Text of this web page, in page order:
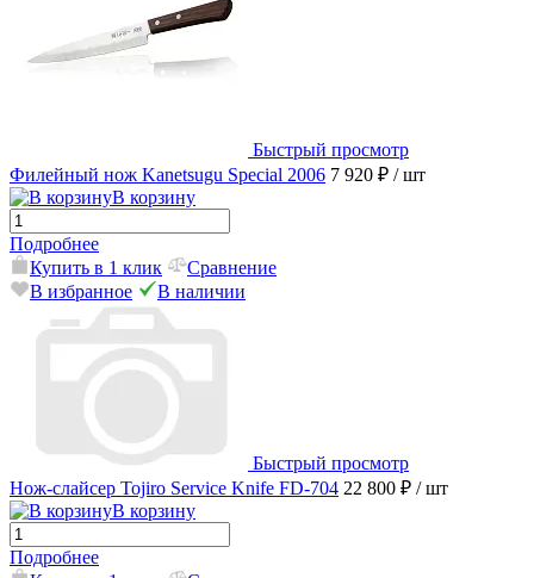
Быстрый просмотр
Филейный нож Kanetsugu Special 2006 7 920 ₽ / шт
В корзину
Подробнее
Купить в 1 клик
Сравнение
В избранное
В наличии
Быстрый просмотр
Нож-слайсер Tojiro Service Knife FD-704 22 800 ₽ / шт
В корзину
Подробнее